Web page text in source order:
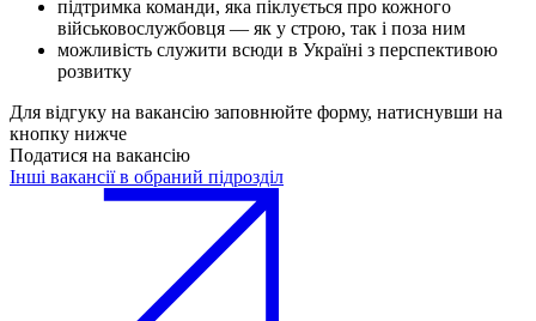
підтримка команди, яка піклується про кожного
військовослужбовця — як у строю, так і поза ним
можливість служити всюди в Україні з перспективою
розвитку
Для відгуку на вакансію заповнюйте форму, натиснувши на
кнопку нижче
Податися на вакансію
Інші вакансії в обраний підрозділ